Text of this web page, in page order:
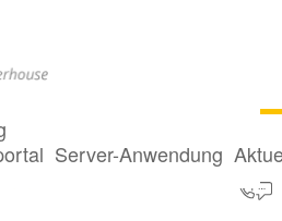
Server-Anwendung
oder